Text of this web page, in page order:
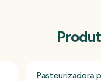
Pasteurizadora